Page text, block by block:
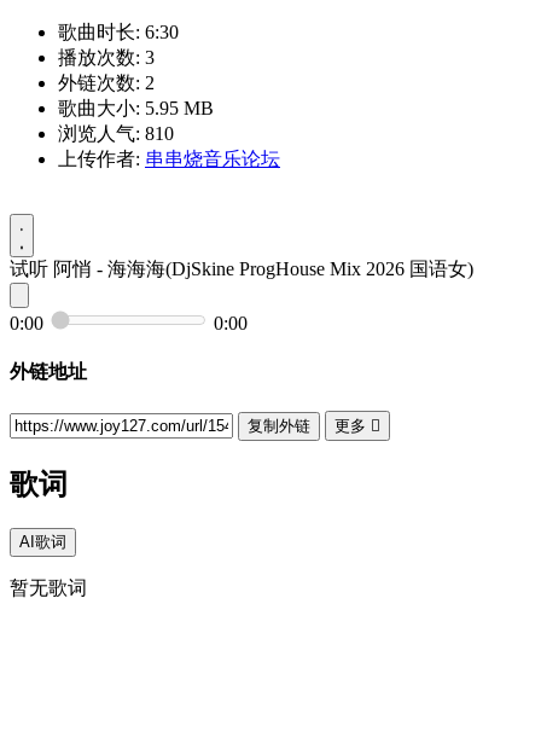
歌曲时长: 6:30
播放次数: 3
外链次数: 2
歌曲大小: 5.95 MB
浏览人气: 810
上传作者: 串串烧音乐论坛
试听 阿悄 - 海海海(DjSkine ProgHouse Mix 2026 国语女)
0:00 0:00
外链地址
复制外链 更多 
歌词
AI歌词
暂无歌词